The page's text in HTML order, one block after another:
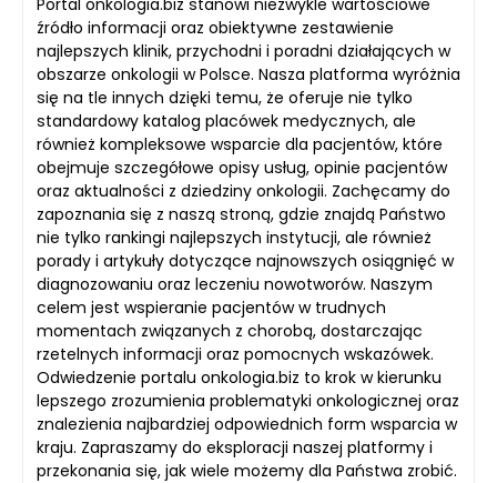
źródło informacji oraz obiektywne zestawienie
najlepszych klinik, przychodni i poradni działających w
obszarze onkologii w Polsce. Nasza platforma wyróżnia
się na tle innych dzięki temu, że oferuje nie tylko
standardowy katalog placówek medycznych, ale
również kompleksowe wsparcie dla pacjentów, które
obejmuje szczegółowe opisy usług, opinie pacjentów
oraz aktualności z dziedziny onkologii. Zachęcamy do
zapoznania się z naszą stroną, gdzie znajdą Państwo
nie tylko rankingi najlepszych instytucji, ale również
porady i artykuły dotyczące najnowszych osiągnięć w
diagnozowaniu oraz leczeniu nowotworów. Naszym
celem jest wspieranie pacjentów w trudnych
momentach związanych z chorobą, dostarczając
rzetelnych informacji oraz pomocnych wskazówek.
Odwiedzenie portalu onkologia.biz to krok w kierunku
lepszego zrozumienia problematyki onkologicznej oraz
znalezienia najbardziej odpowiednich form wsparcia w
kraju. Zapraszamy do eksploracji naszej platformy i
przekonania się, jak wiele możemy dla Państwa zrobić.